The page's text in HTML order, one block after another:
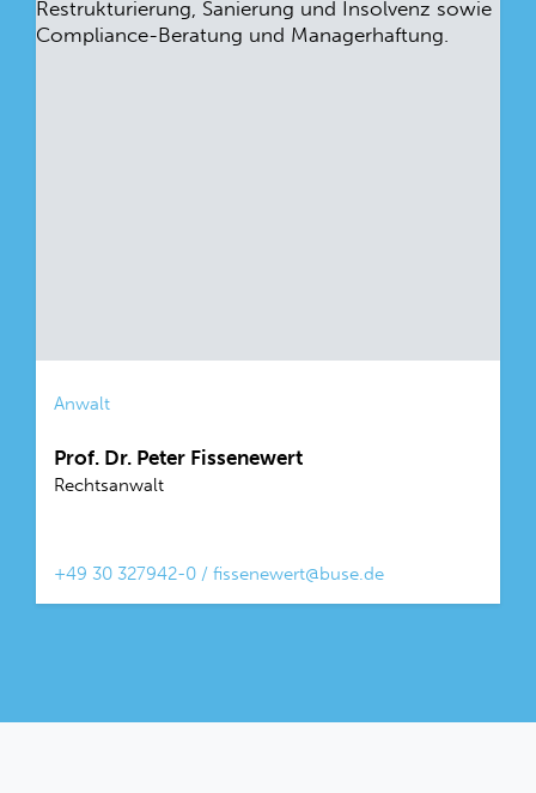
Anwalt
Prof. Dr. Peter Fissenewert
Rechtsanwalt
+49 30 327942-0 / fissenewert@buse.de